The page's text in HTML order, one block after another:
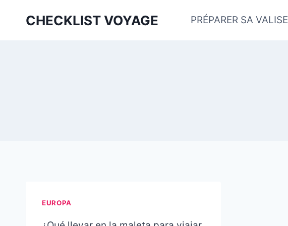
CHECKLIST VOYAGE PRÉPARER SA VALISE
EUROPA